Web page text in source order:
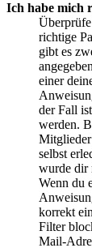
Ich habe mich
richtige
gibt es
einer
der Fall
werden.
Mitglieder
selbst
wurde dir
Wenn du
korrekt
Filter
Mail-